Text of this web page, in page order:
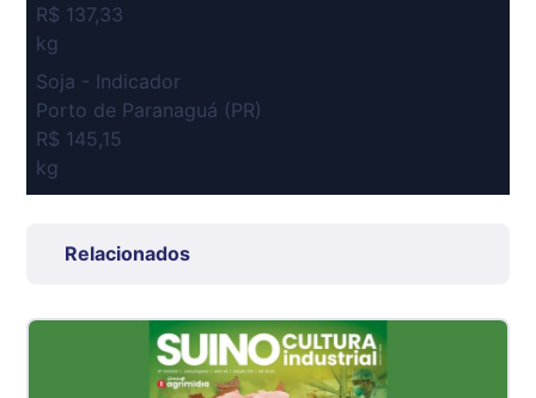
R$ 137,33
kg
Soja - Indicador
Porto de Paranaguá (PR)
R$ 145,15
kg
R$ 7,53
Suíno - Estadual
Relacionados